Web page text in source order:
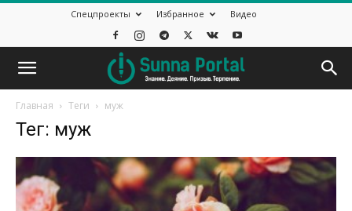
Спецпроекты Избранное Видео
Главная Теги муж
Тег: муж